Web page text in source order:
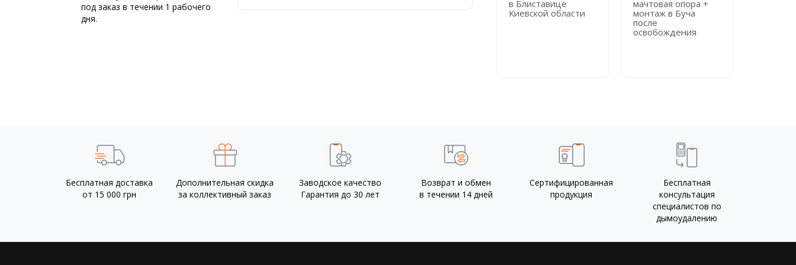
под заказ в течении 1 рабочего
дня.
в Блиставице
Киевской области
мачтовая опора +
монтаж в Буча
после
освобождения
Бесплатная доставка
от 15 000 грн
Дополнительная скидка
за коллективный заказ
Заводское качество
Гарантия до 30 лет
Возврат и обмен
в течении 14 дней
Сертифицированная
продукция
Бесплатная
консультация
специалистов по
дымоудалению